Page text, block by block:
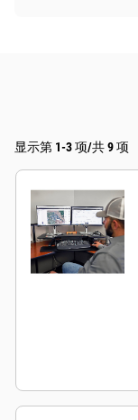
显示第 1-3 项/共 9 项